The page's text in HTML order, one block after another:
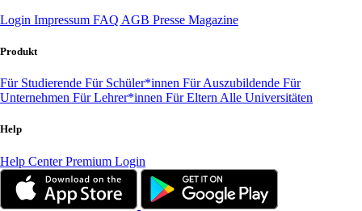
Login Impressum FAQ AGB Presse Magazine
Produkt
Für Studierende Für Schüler*innen Für Auszubildende Für
Unternehmen Für Lehrer*innen Für Eltern Alle Universitäten
Help
Help CenterPremium Login